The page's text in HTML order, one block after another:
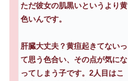
ただ彼女の肌黒いというより黄
色いんです。
肝臓大丈夫？黄疸起きてないっ
て思う色合い、その点が気にな
ってしまう子です。2人目はこ